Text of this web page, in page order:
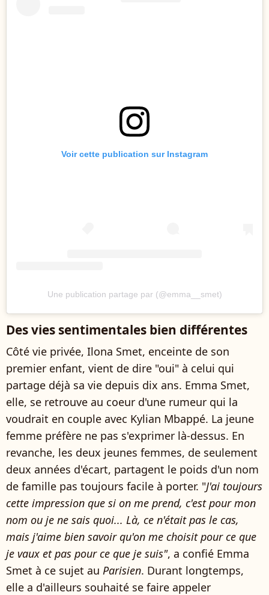
Voir cette publication sur Instagram
Une publication partage par (@emma__smet)
Des vies sentimentales bien différentes
Côté vie privée, Ilona Smet, enceinte de son
premier enfant, vient de dire "oui" à celui qui
partage déjà sa vie depuis dix ans. Emma Smet,
elle, se retrouve au coeur d'une rumeur qui la
voudrait en couple avec Kylian Mbappé. La jeune
femme préfère ne pas s'exprimer là-dessus. En
revanche, les deux jeunes femmes, de seulement
deux années d'écart, partagent le poids d'un nom
de famille pas toujours facile à porter. "J'ai toujours
cette impression que si on me prend, c'est pour mon
nom ou je ne sais quoi... Là, ce n'était pas le cas,
mais j'aime bien savoir qu'on me choisit pour ce que
je vaux et pas pour ce que je suis", a confié Emma
Smet à ce sujet au Parisien. Durant longtemps,
elle a d'ailleurs souhaité se faire appeler